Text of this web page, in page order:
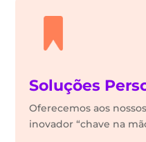
Soluções
Oferecemos aos
inovador “chave na